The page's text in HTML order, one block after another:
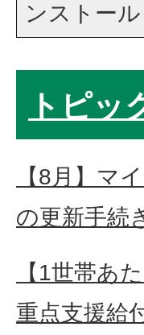
ンストー
トピッ
【8月】マ
の更新手続
【1世帯あ
重点支援給